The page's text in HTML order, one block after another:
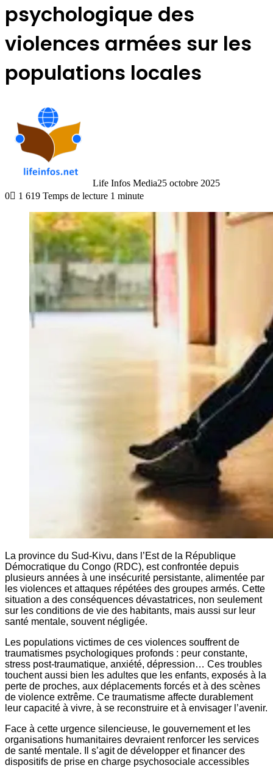
psychologique des
violences armées sur les
populations locales
Life Infos Media25 octobre 2025
0
1 619 Temps de lecture 1 minute
La province du Sud-Kivu, dans l’Est de la République
Démocratique du Congo (RDC), est confrontée depuis
plusieurs années à une insécurité persistante, alimentée par
les violences et attaques répétées des groupes armés. Cette
situation a des conséquences dévastatrices, non seulement
sur les conditions de vie des habitants, mais aussi sur leur
santé mentale, souvent négligée.
Les populations victimes de ces violences souffrent de
traumatismes psychologiques profonds : peur constante,
stress post-traumatique, anxiété, dépression… Ces troubles
touchent aussi bien les adultes que les enfants, exposés à la
perte de proches, aux déplacements forcés et à des scènes
de violence extrême. Ce traumatisme affecte durablement
leur capacité à vivre, à se reconstruire et à envisager l’avenir.
Face à cette urgence silencieuse, le gouvernement et les
organisations humanitaires devraient renforcer les services
de santé mentale. Il s’agit de développer et financer des
dispositifs de prise en charge psychosociale accessibles